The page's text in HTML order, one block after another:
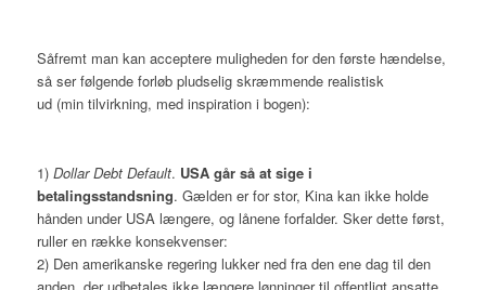
Såfremt man kan acceptere muligheden for den første hændelse,
så ser følgende forløb pludselig skræmmende realistisk
ud (min tilvirkning, med inspiration i bogen):
1) Dollar Debt Default. USA går så at sige i
betalingsstandsning. Gælden er for stor, Kina kan ikke holde
hånden under USA længere, og lånene forfalder. Sker dette først,
ruller en række konsekvenser:
2) Den amerikanske regering lukker ned fra den ene dag til den
anden, der udbetales ikke længere lønninger til offentligt ansatte.